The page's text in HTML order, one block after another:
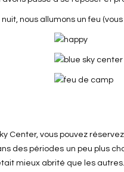
nous allumons un feu
Center, vous pouvez
des périodes un peu plus
mieux abrité que les autres.